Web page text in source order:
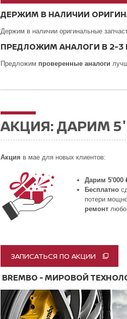
ДЕРЖИМ В НАЛИЧИИ
Держим в наличии оригинальные
ПРЕДЛОЖИМ АНАЛОГИ В 2-3
Предложим проверенные аналоги
АКЦИЯ: ДАРИМ
Акция в мае для новых клиентов:
Дарим 5'000
Бесплатно
потери
ремонт
ЗАПИСАТЬСЯ ПО АКЦИИ
BREMBO - МИРОВОЙ